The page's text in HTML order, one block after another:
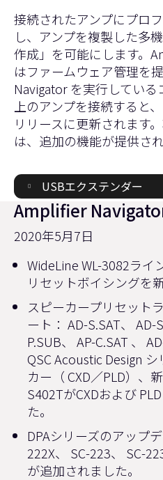
接続されたアンプにプロ
し、アンプを複製した多
作成」を可能にします。
はファームウェア管理を
Navigator を実行してい
上のアンプを接続すると
リリースに更新されます
は、追加の機能が提供さ
USBエクステンダー
Amplifier
2020年5月7日
WideLine WL-3082ライ
リセットボイシングを
スピーカープリセット
ート： AD-S.SAT、 AD-
P.SUB、 AP-C.SAT 、
QSC Acoustic Design
カー（ CXD／PLD）、
S402TがCXDおよび
た。
DPAシリーズのアップ
222X、 SC-223、 SC-
が追加されました。